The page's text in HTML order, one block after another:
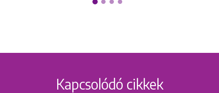
Kapcsolódó cikkek